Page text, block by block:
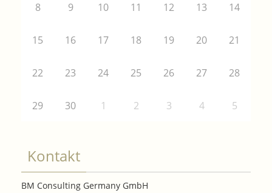
8 9 10 11 12 13 14
15 16 17 18 19 20 21
22 23 24 25 26 27 28
29 30 1 2 3 4 5
Kontakt
BM Consulting Germany GmbH